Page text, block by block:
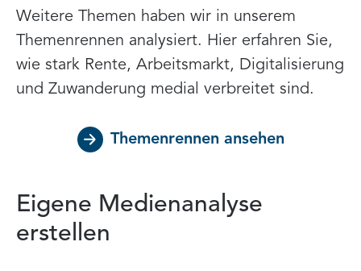
Weitere Themen haben wir in unserem
Themenrennen analysiert. Hier erfahren Sie,
wie stark Rente, Arbeitsmarkt, Digitalisierung
und Zuwanderung medial verbreitet sind.
Themenrennen ansehen
Eigene Medienanalyse
erstellen